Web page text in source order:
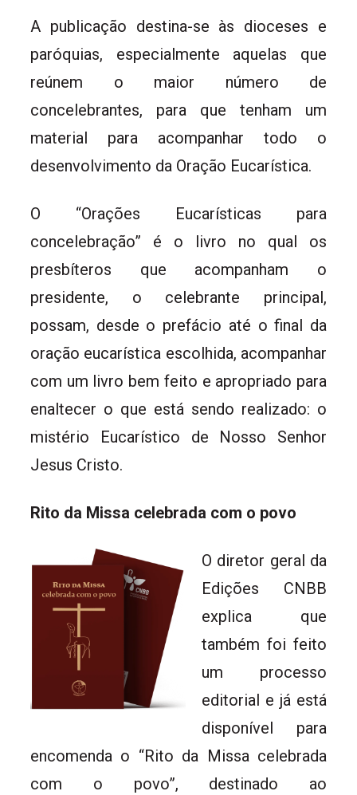
A publicação destina-se às dioceses e
paróquias, especialmente aquelas que
reúnem o maior número de
concelebrantes, para que tenham um
material para acompanhar todo o
desenvolvimento da Oração Eucarística.
O “Orações Eucarísticas para
concelebração” é o livro no qual os
presbíteros que acompanham o
presidente, o celebrante principal,
possam, desde o prefácio até o final da
oração eucarística escolhida, acompanhar
com um livro bem feito e apropriado para
enaltecer o que está sendo realizado: o
mistério Eucarístico de Nosso Senhor
Jesus Cristo.
Rito da Missa celebrada com o povo
O diretor geral da
Edições CNBB
explica que
também foi feito
um processo
editorial e já está
disponível para
encomenda o “Rito da Missa celebrada
com o povo”, destinado ao